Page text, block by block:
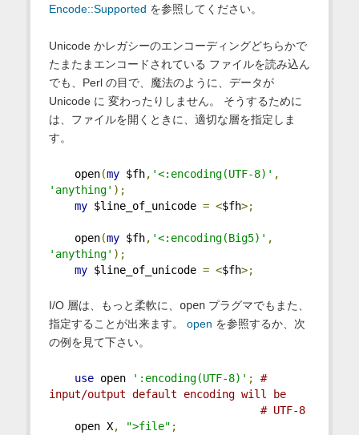
Encode::Supported を参照してください。
Unicode かレガシーのエンコーディングどちらかで
たまたまエンコードされている ファイルを読み込ん
でも、Perl の目で、魔法のように、データが
Unicode に 変わったりしません。 そうするために
は、ファイルを開くときに、適切な層を指定しま
す。
open(my $fh, '<:encoding(UTF-8)' ,
'anything' );
my $line_of_unicode = <$fh>;
open(my $fh, '<:encoding(Big5)' ,
'anything' );
my $line_of_unicode = <$fh>;
I/O 層は、もっと柔軟に、 openプラグマでもまた、
指定することが出来ます。 open を参照するか、次
の例を見て下さい。
use open ':encoding(UTF-8)' ;
#
input/output default encoding will be
# UTF-8
open X, ">file" ;